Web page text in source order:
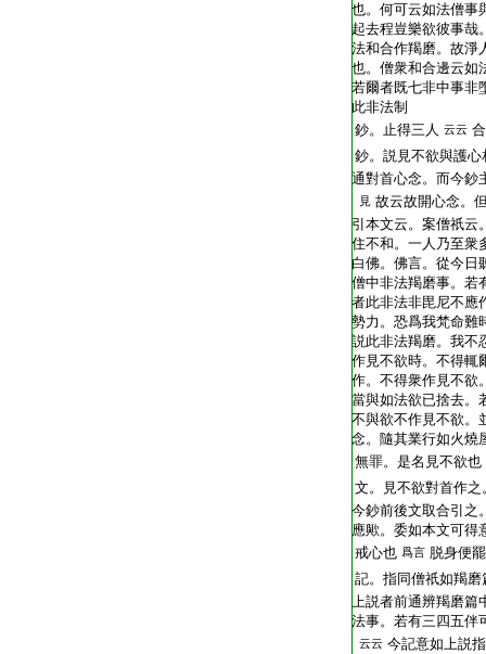
也。何可云如法僧事
起去程豈樂欲彼事哉
法和合作羯磨。故淨
也。僧衆和合邊云如
若爾者既七非中事非
此非法制
鈔。止得三人 云云
鈔。説見不欲與護心
通對首心念。而今鈔
見 故云故開心念。
引本文云。案僧祇云
住不和。一人乃至衆
白佛。佛言。從今日
僧中非法羯磨事。若
者此非法非毘尼不應
勢力。恐爲我梵命難
説此非法羯磨。我不
作見不欲時。不得輒
作。不得衆作見不欲
當與如法欲已捨去。
不與欲不作見不欲。
念。隨其業行如火燒
無罪。是名見不欲也
文。見不欲對首作
今鈔前後文取合引之
應歟。委如本文可得
戒心也 爲言 脱身便罷
記。指同僧祇如羯磨
上説者前通辨羯磨篇
法事。若有三四五伴
云云 今記意如上説